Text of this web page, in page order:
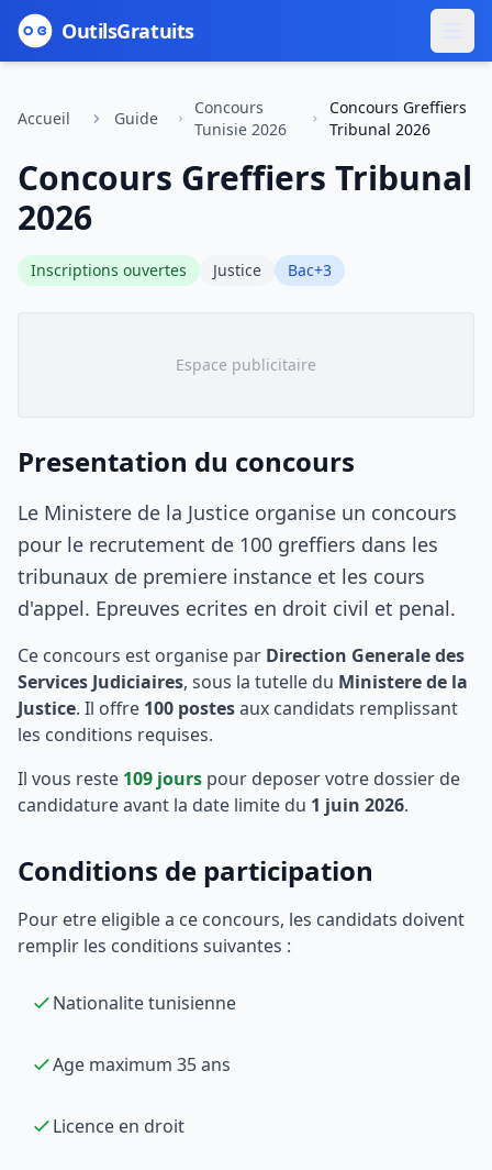
OutilsGratuits
Accueil Guide
Concours
Tunisie 2026
Concours Greffiers
Tribunal 2026
Concours Greffiers Tribunal
2026
Inscriptions ouvertes Justice Bac+3
Espace publicitaire
Presentation du concours
Le Ministere de la Justice organise un concours
pour le recrutement de 100 greffiers dans les
tribunaux de premiere instance et les cours
d'appel. Epreuves ecrites en droit civil et penal.
Ce concours est organise par Direction Generale des
Services Judiciaires, sous la tutelle du Ministere de la
Justice. Il offre 100 postesaux candidats remplissant
les conditions requises.
Il vous reste 109 jours pour deposer votre dossier de
candidature avant la date limite du 1 juin 2026.
Conditions de participation
Pour etre eligible a ce concours, les candidats doivent
remplir les conditions suivantes :
Nationalite tunisienne
Age maximum 35 ans
Licence en droit